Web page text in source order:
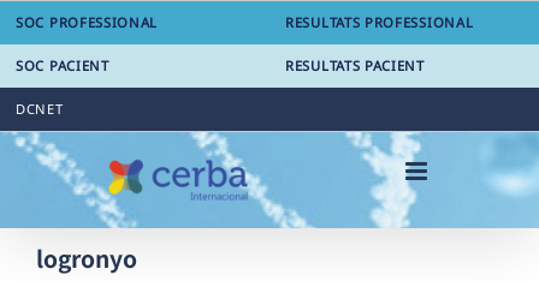
Skip
content
SOC PROFESSIONAL RESULTATS PROFESSIONAL
SOC PACIENT RESULTATS PACIENT
DCNET
logronyo